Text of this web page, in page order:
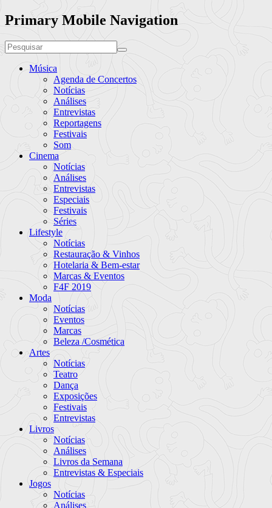
Primary Mobile Navigation
Música
Agenda de Concertos
Notícias
Análises
Entrevistas
Reportagens
Festivais
Som
Cinema
Notícias
Análises
Entrevistas
Especiais
Festivais
Séries
Lifestyle
Notícias
Restauração & Vinhos
Hotelaria & Bem-estar
Marcas & Eventos
F4F 2019
Moda
Notícias
Eventos
Marcas
Beleza /Cosmética
Artes
Notícias
Teatro
Dança
Exposições
Festivais
Entrevistas
Livros
Notícias
Análises
Livros da Semana
Entrevistas & Especiais
Jogos
Notícias
Análises